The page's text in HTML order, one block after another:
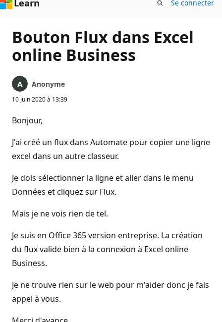
Learn Se connecter
Bouton Flux dans Excel
online Business
Anonyme
10 juin 2020 à 13:39
Bonjour,
J'ai créé un flux dans Automate pour copier une ligne
excel dans un autre classeur.
Je dois sélectionner la ligne et aller dans le menu
Données et cliquez sur Flux.
Mais je ne vois rien de tel.
Je suis en Office 365 version entreprise. La création
du flux valide bien à la connexion à Excel online
Business.
Je ne trouve rien sur le web pour m'aider donc je fais
appel à vous.